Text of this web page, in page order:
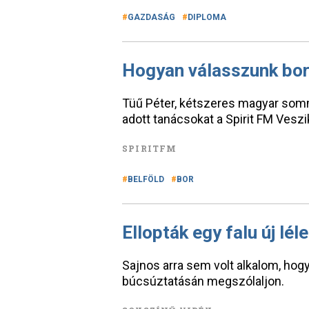
GAZDASÁG DIPLOMA
Hogyan válasszunk
Tüű Péter, kétszeres magyar
adott tanácsokat a Spirit FM
SPIRITFM
BELFÖLD BOR
Ellopták egy falu új
Sajnos arra sem volt alkalom,
búcsúztatásán megszólaljon.